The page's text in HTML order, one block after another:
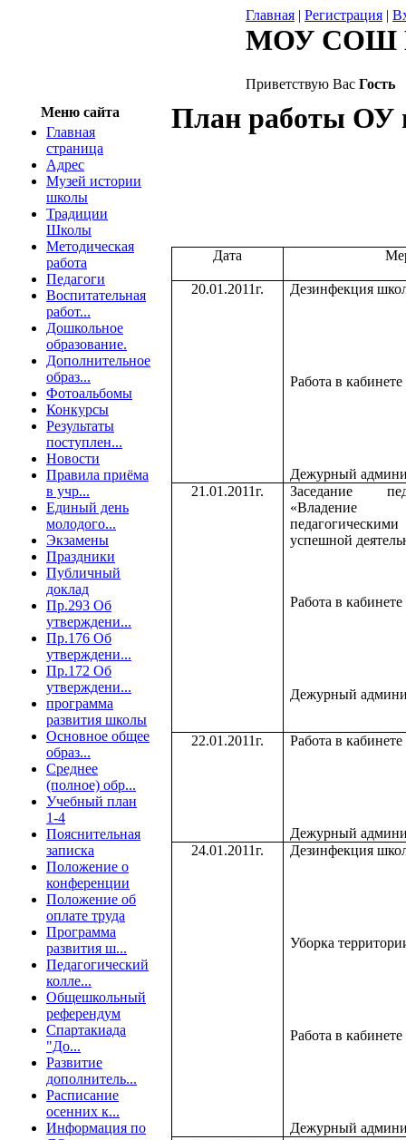
Главная | Регистрация |
МОУ СОШ
Приветствую Вас Гость
Меню сайта
Главная
страница
Адрес
Музей истории
школы
Традиции
Школы
Методическая
работа
Педагоги
Воспитательная
работ...
Дошкольное
образование.
Дополнительное
образ...
Фотоальбомы
Конкурсы
Результаты
поступлен...
Новости
Правила приёма
в учр...
Единый день
молодого...
Экзамены
Праздники
Публичный
доклад
Пр.293 Об
утверждени...
Пр.176 Об
утверждени...
Пр.172 Об
утверждени...
программа
развития школы
Основное общее
образ...
Среднее
(полное) обр...
Учебный план
1-4
Пояснительная
записка
Положение о
конференции
Положение об
оплате труда
Программа
развития ш...
Педагогический
колле...
Общешкольный
референдум
Спартакиада
"До...
Развитие
дополнитель...
Расписание
осенних к...
Информация по
План работы ОУ
Дата
20.01.2011г. Дезинфекция
Работа в кабинете
Дежурный
21.01.2011г.
Заседание
успешной
Работа в кабинете
Дежурный
22.01.2011г. Работа в кабинете
Дежурный
24.01.2011г.
Дезинфекция
Уборка
Работа в кабинете
Дежурный